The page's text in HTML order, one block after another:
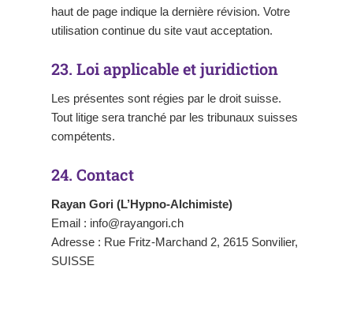
haut de page indique la dernière révision. Votre
utilisation continue du site vaut acceptation.
23. Loi applicable et juridiction
Les présentes sont régies par le droit suisse.
Tout litige sera tranché par les tribunaux suisses
compétents.
24. Contact
Rayan Gori (L’Hypno-Alchimiste)
Email : info@rayangori.ch
Adresse : Rue Fritz-Marchand 2, 2615 Sonvilier,
SUISSE